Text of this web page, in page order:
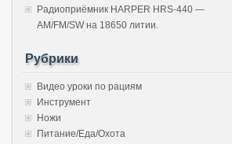
Радиоприёмник HARPER HRS-440 —
AM/FM/SW на 18650 литии.
Рубрики
Видео уроки по рациям
Инструмент
Ножи
Питание/Еда/Охота